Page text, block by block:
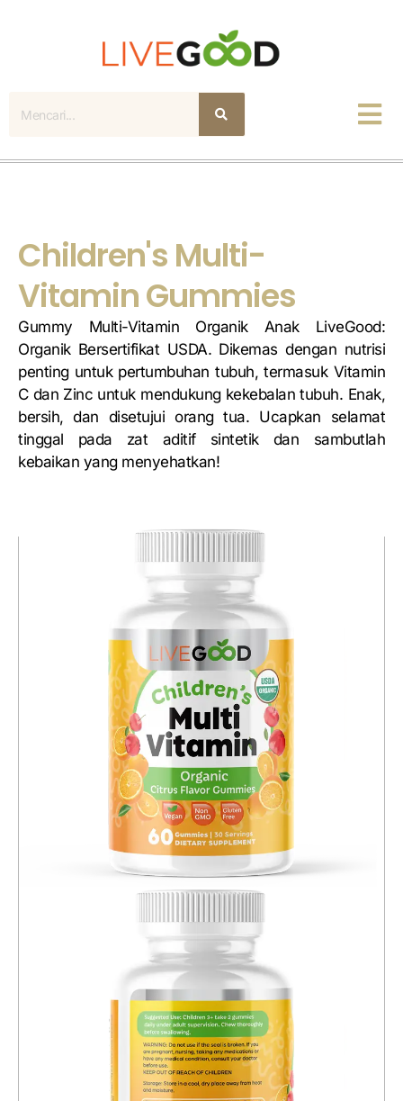
Mencari
Children's Multi-
Vitamin Gummies
Gummy Multi-Vitamin Organik Anak LiveGood:
Organik Bersertifikat USDA. Dikemas dengan nutrisi
penting untuk pertumbuhan tubuh, termasuk Vitamin
C dan Zinc untuk mendukung kekebalan tubuh. Enak,
bersih, dan disetujui orang tua. Ucapkan selamat
tinggal pada zat aditif sintetik dan sambutlah
kebaikan yang menyehatkan!